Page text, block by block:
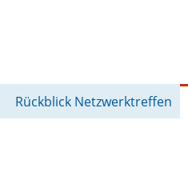
Rückblick Netzwerktreffen